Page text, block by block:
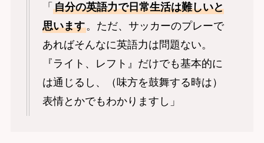
「 自分の英語力で日常生活は難しいと
思います。ただ、サッカーのプレーで
あればそんなに英語力は問題ない。
『ライト、レフト』だけでも基本的に
は通じるし、（味方を鼓舞する時は）
表情とかでもわかりますし」